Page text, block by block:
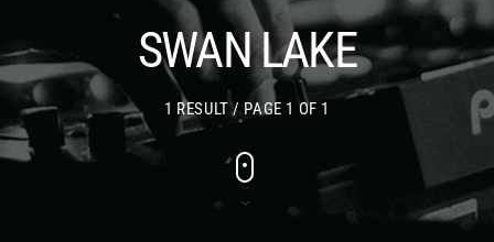
SWAN LAKE
1 RESULT / PAGE 1 OF 1